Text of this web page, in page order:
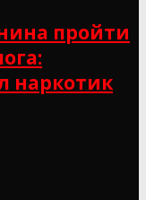
пройти
наркотик